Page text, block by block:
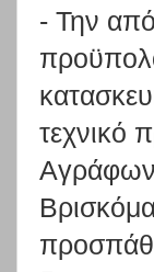
- Την
τεχνικό
Αγράφων